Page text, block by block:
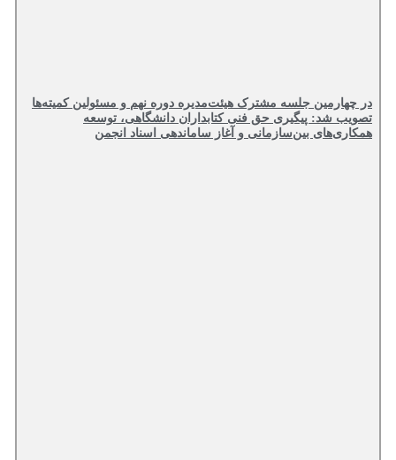
در چهارمین جلسه مشترک هیئت‌مدیره دوره نهم و مسئولین کمیته‌ها
تصویب شد: پیگیری حق فنی کتابداران دانشگاهی، توسعه
همکاری‌های بین‌سازمانی و آغاز ساماندهی اسناد انجمن